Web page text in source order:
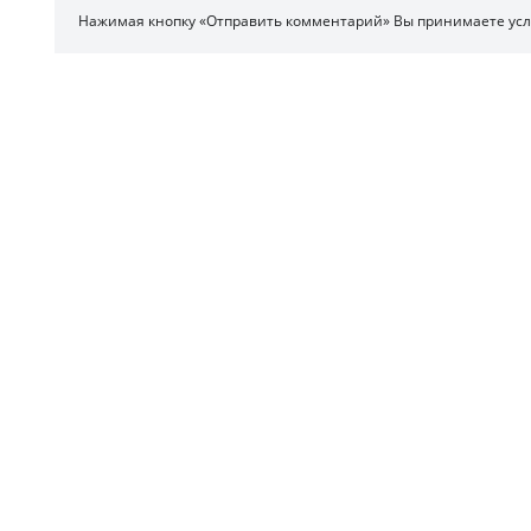
Нажимая кнопку «Отправить комментарий» Вы принимаете